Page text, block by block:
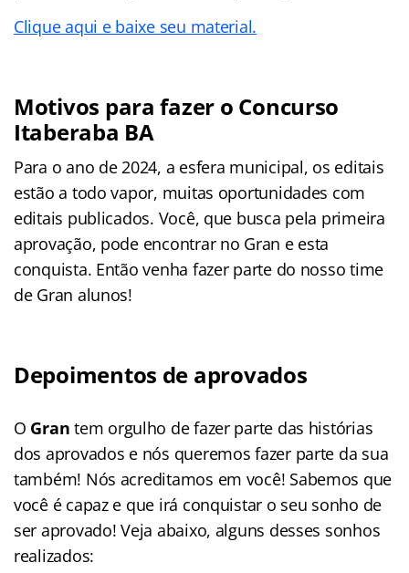
Clique aqui e baixe seu material.
Motivos para fazer o Concurso
Itaberaba BA
Para o ano de 2024, a esfera municipal, os editais
estão a todo vapor, muitas oportunidades com
editais publicados. Você, que busca pela primeira
aprovação, pode encontrar no Gran e esta
conquista. Então venha fazer parte do nosso time
de Gran alunos!
Depoimentos de aprovados
O Gran tem orgulho de fazer parte das histórias
dos aprovados e nós queremos fazer parte da sua
também! Nós acreditamos em você! Sabemos que
você é capaz e que irá conquistar o seu sonho de
ser aprovado! Veja abaixo, alguns desses sonhos
realizados: